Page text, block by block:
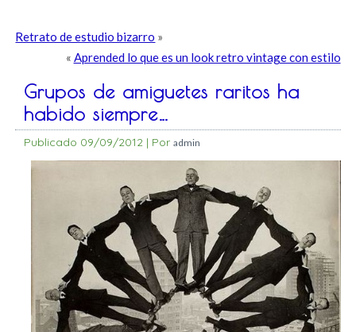
Retrato de estudio bizarro »
« Aprended lo que es un look retro vintage con estilo
Grupos de amiguetes raritos ha
habido siempre…
Publicado 09/09/2012 | Por admin